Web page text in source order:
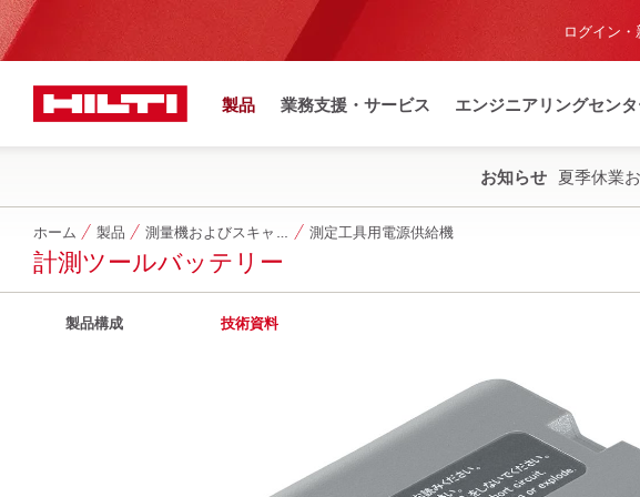
ログイン
製品 業務支援・サービス エンジニアリングセン
お知らせ 夏季休業
ホーム 製品 測定工具用電源供給機
計測ツールバッテリー
製品構成 技術資料